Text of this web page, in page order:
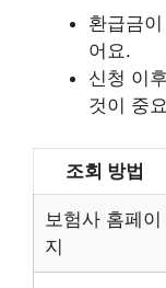
환급금
어요.
신청 이
것이 중
조회 방법
보험사 홈페이
지